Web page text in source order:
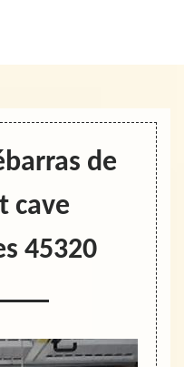
de
cave
45320